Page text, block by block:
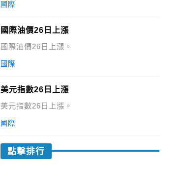
國際
國際油價26日上漲
國際油價26日上漲。
國際
美元指數26日上漲
美元指數26日上漲。
國際
點擊排行